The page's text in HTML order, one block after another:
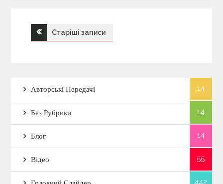
Н
в
і
г
а
Старіші записи
Авторські Передачі 14
Без Рубрики 14
Блог 14
Відео 55
442